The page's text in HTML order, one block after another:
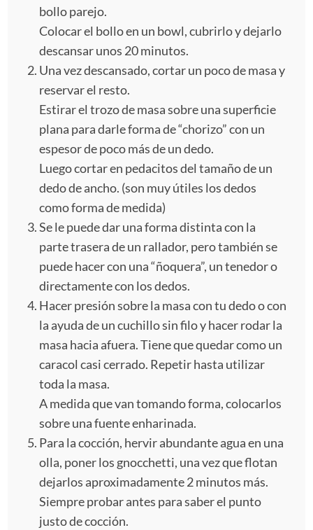
bollo parejo.
Colocar el bollo en un bowl, cubrirlo y dejarlo
descansar unos 20 minutos.
Una vez descansado, cortar un poco de masa y
reservar el resto.
Estirar el trozo de masa sobre una superficie
plana para darle forma de “chorizo” con un
espesor de poco más de un dedo.
Luego cortar en pedacitos del tamaño de un
dedo de ancho. (son muy útiles los dedos
como forma de medida)
Se le puede dar una forma distinta con la
parte trasera de un rallador, pero también se
puede hacer con una “ñoquera”, un tenedor o
directamente con los dedos.
Hacer presión sobre la masa con tu dedo o con
la ayuda de un cuchillo sin filo y hacer rodar la
masa hacia afuera. Tiene que quedar como un
caracol casi cerrado. Repetir hasta utilizar
toda la masa.
A medida que van tomando forma, colocarlos
sobre una fuente enharinada.
Para la cocción, hervir abundante agua en una
olla, poner los gnocchetti, una vez que flotan
dejarlos aproximadamente 2 minutos más.
Siempre probar antes para saber el punto
justo de cocción.